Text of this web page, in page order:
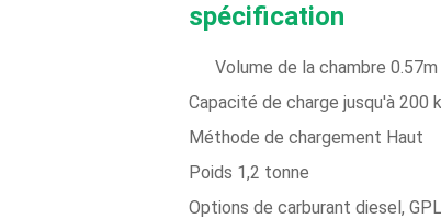
spécification
Volume de la chambre 0.57m
Capacité de charge jusqu'à 200
Méthode de chargement Haut
Poids 1,2 tonne
Options de carburant diesel,